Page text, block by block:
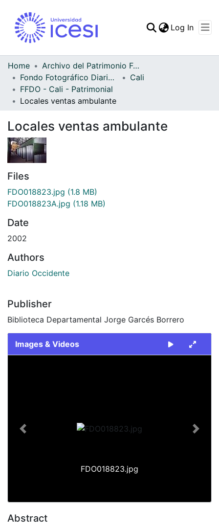
Statistics
Log In
Home
Archivo del Patrimonio Fotográfico y Fílmico del Valle del Cauca
Fondo Fotográfico Diario Occidente
Cali
FFDO - Cali - Patrimonial
Locales ventas ambulante
Locales ventas ambulante
Files
FDO018823.jpg (1.8 MB)
FDO018823A.jpg (1.18 MB)
Date
2002
Authors
Diario Occidente
Publisher
Biblioteca Departamental Jorge Garcés Borrero
Images & Videos
FDO018823.jpg
Previous Next
Abstract